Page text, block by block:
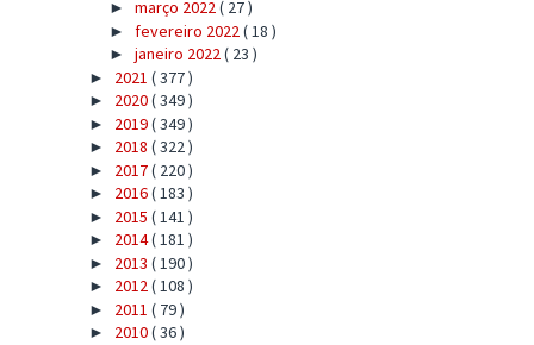
► março 2022( 27 )
► fevereiro 2022( 18 )
► janeiro 2022( 23 )
► 2021 ( 377 )
► 2020( 349 )
► 2019( 349 )
► 2018 ( 322 )
► 2017( 220 )
► 2016( 183 )
► 2015 ( 141 )
► 2014( 181 )
► 2013 ( 190 )
► 2012( 108 )
► 2011 ( 79 )
► 2010( 36 )